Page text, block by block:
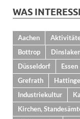
WAS
Aachen
Bottrop
Düsseldorf
Essen
Grefrath
Industriekultur
Kirchen,